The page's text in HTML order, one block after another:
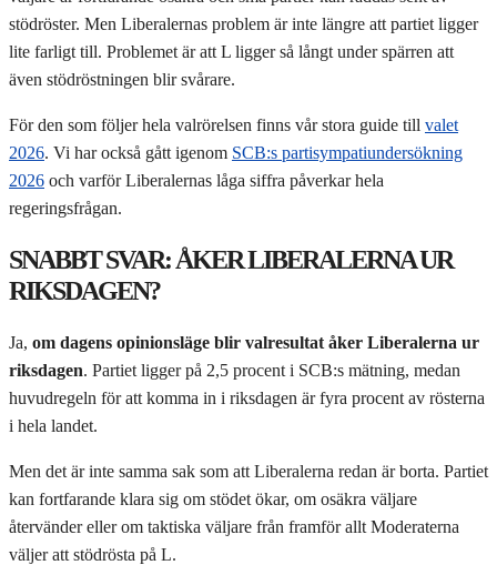
stödröster. Men Liberalernas problem är inte längre att partiet ligger
lite farligt till. Problemet är att L ligger så långt under spärren att
även stödröstningen blir svårare.
För den som följer hela valrörelsen finns vår stora guide till valet
2026. Vi har också gått igenom SCB:s partisympatiundersökning
2026 och varför Liberalernas låga siffra påverkar hela
regeringsfrågan.
SNABBT SVAR: ÅKER LIBERALERNA UR
RIKSDAGEN?
Ja, om dagens opinionsläge blir valresultat åker Liberalerna ur
riksdagen. Partiet ligger på 2,5 procent i SCB:s mätning, medan
huvudregeln för att komma in i riksdagen är fyra procent av rösterna
i hela landet.
Men det är inte samma sak som att Liberalerna redan är borta. Partiet
kan fortfarande klara sig om stödet ökar, om osäkra väljare
återvänder eller om taktiska väljare från framför allt Moderaterna
väljer att stödrösta på L.